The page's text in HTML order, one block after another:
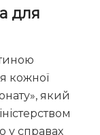
для
кожної
який
у справах